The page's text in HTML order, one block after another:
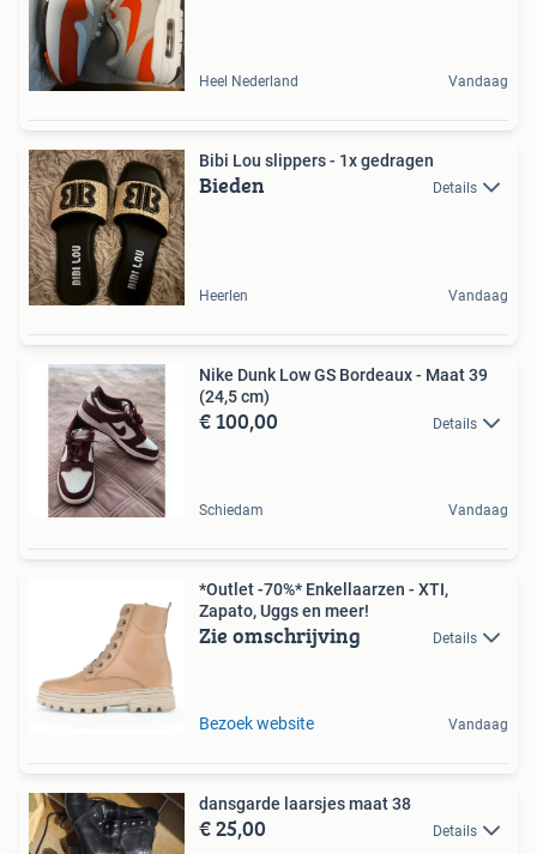
Heel Nederland Vandaag
Bibi Lou slippers - 1x gedragen
Bieden Details
Heerlen Vandaag
Nike Dunk Low GS Bordeaux - Maat 39
(24,5 cm)
€ 100,00 Details
Schiedam Vandaag
*Outlet -70%* Enkellaarzen - XTI,
Zapato, Uggs en meer!
Zie omschrijving Details
Bezoek website Vandaag
dansgarde laarsjes maat 38
€ 25,00 Details